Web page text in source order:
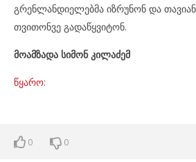
გრენლანდიელებმა იზრუნონ და
თვითონვე გადაწყვიტონ.
მოამზადა სიმონ კილაძემ
წყარო:
0 0